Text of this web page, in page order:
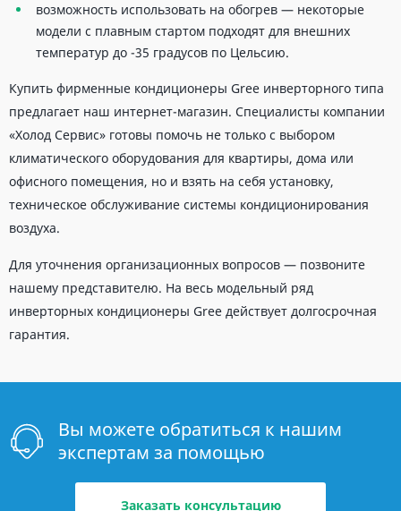
возможность использовать на обогрев — некоторые
модели с плавным стартом подходят для внешних
температур до -35 градусов по Цельсию.
Купить фирменные кондиционеры Gree инверторного типа
предлагает наш интернет-магазин. Специалисты компании
«Холод Сервис» готовы помочь не только с выбором
климатического оборудования для квартиры, дома или
офисного помещения, но и взять на себя установку,
техническое обслуживание системы кондиционирования
воздуха.
Для уточнения организационных вопросов — позвоните
нашему представителю. На весь модельный ряд
инверторных кондиционеры Gree действует долгосрочная
гарантия.
Вы можете обратиться к нашим
экспертам за помощью
Заказать консультацию